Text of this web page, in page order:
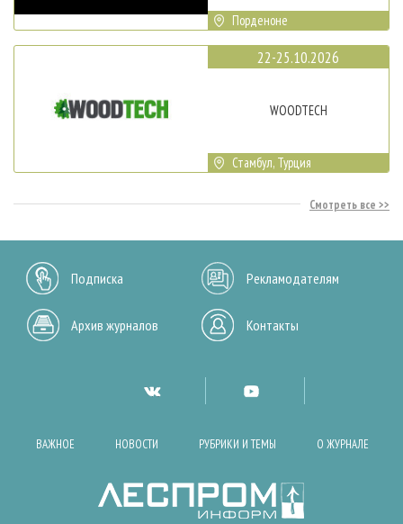
Порденоне
22-25.10.2026
WOODTECH
Стамбул, Турция
Смотреть все
Подписка Рекламодателям
Архив журналов Контакты
ВАЖНОЕ НОВОСТИ РУБРИКИ И ТЕМЫ О ЖУРНАЛЕ